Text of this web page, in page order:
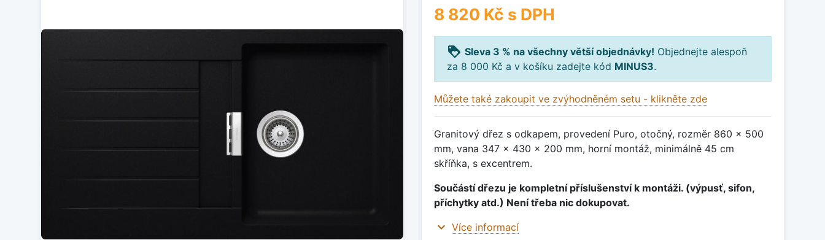
8 820 Kč s DPH
loyalty Sleva 3 % na všechny větší objednávky! Objednejte alespoň
za 8 000 Kč a v košíku zadejte kód MINUS3.
Můžete také zakoupit ve zvýhodněném setu - klikněte zde
Granitový dřez s odkapem, provedení Puro, otočný, rozměr 860 x 500
mm, vana 347 x 430 x 200 mm, horní montáž, minimálně 45 cm
skříňka, s excentrem.
Součástí dřezu je kompletní příslušenství k montáži. (výpusť, sifon,
příchytky atd.) Není třeba nic dokupovat.
expand_more Více informací